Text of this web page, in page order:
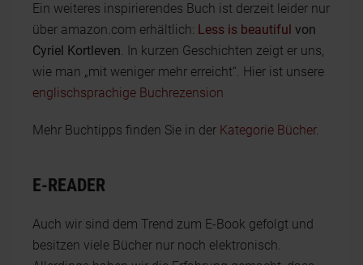
Ein weiteres inspirierendes Buch ist derzeit leider nur
über amazon.com erhältlich: Less is beautiful von
Cyriel Kortleven. In kurzen Geschichten zeigt er uns,
wie man „mit weniger mehr erreicht“. Hier ist unsere
englischsprachige Buchrezension
Mehr Buchtipps finden Sie in der Kategorie Bücher.
E-READER
Auch wir sind dem Trend zum E-Book gefolgt und
besitzen viele Bücher nur noch elektronisch.